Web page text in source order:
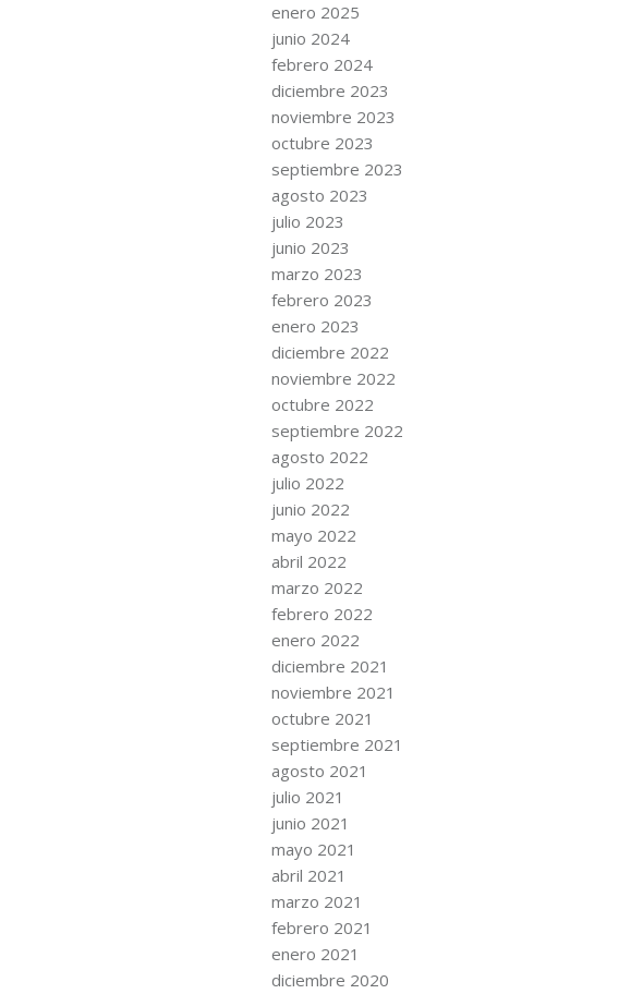
enero 2025
junio 2024
febrero 2024
diciembre 2023
noviembre 2023
octubre 2023
septiembre 2023
agosto 2023
julio 2023
junio 2023
marzo 2023
febrero 2023
enero 2023
diciembre 2022
noviembre 2022
octubre 2022
septiembre 2022
agosto 2022
julio 2022
junio 2022
mayo 2022
abril 2022
marzo 2022
febrero 2022
enero 2022
diciembre 2021
noviembre 2021
octubre 2021
septiembre 2021
agosto 2021
julio 2021
junio 2021
mayo 2021
abril 2021
marzo 2021
febrero 2021
enero 2021
diciembre 2020